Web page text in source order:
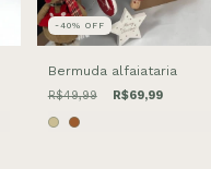
-40% OFF
Bermuda alfaiataria
R$49,99 R$69,99